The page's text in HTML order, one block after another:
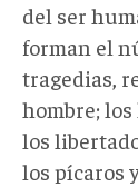
del ser
forman el
tragedias,
hombre;
los
los pícaros